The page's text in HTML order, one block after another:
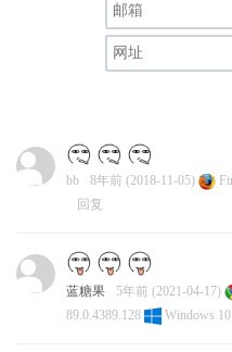
bb 8年前 (2018-11-05)
回复
蓝糖果 5年前 (2021-04-17)
89.0.4389.128
Windows